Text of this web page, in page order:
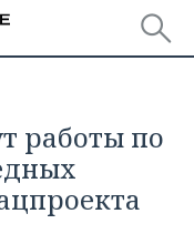
работы по